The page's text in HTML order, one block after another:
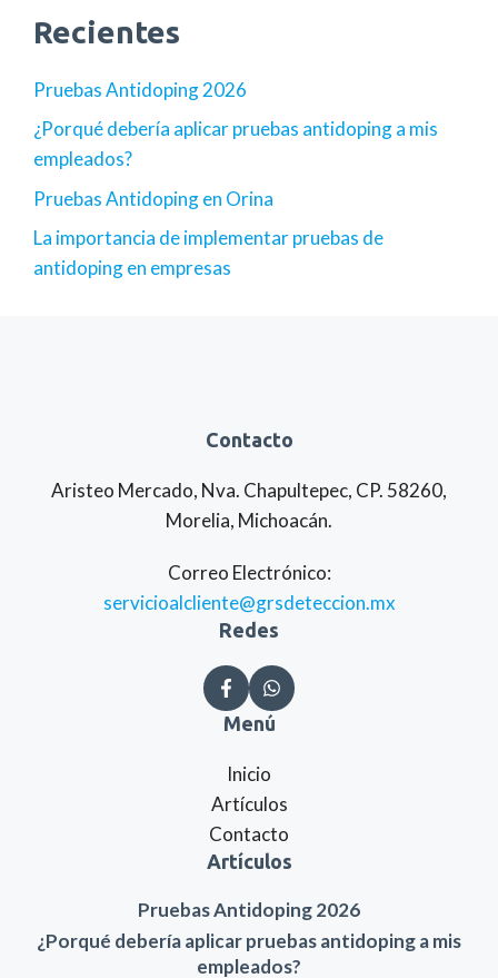
Recientes
Pruebas Antidoping 2026
¿Porqué debería aplicar pruebas antidoping a mis
empleados?
Pruebas Antidoping en Orina
La importancia de implementar pruebas de
antidoping en empresas
Contacto
Aristeo Mercado, Nva. Chapultepec, CP. 58260,
Morelia, Michoacán.
Correo Electrónico:
servicioalcliente@grsdeteccion.mx
Redes
Menú
Inicio
Artículos
Contacto
Artículos
Pruebas Antidoping 2026
¿Porqué debería aplicar pruebas antidoping a mis
empleados?